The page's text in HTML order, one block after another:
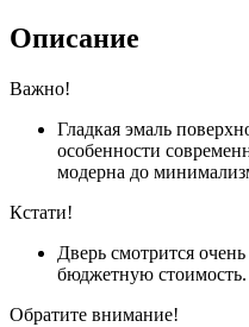
Описание
Важно!
Гладкая эмаль
особенности
модерна до
Кстати!
Дверь смотрится
бюджетную стоимость.
Обратите внимание!